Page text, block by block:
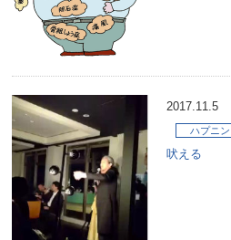
2017.11.5
ハプニ
吠える